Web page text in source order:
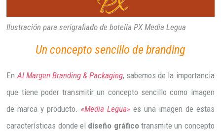
Ilustración para serigrafiado de botella PX Media Legua
Un concepto sencillo de branding
En Al Margen Branding & Packaging, sabemos de la importancia
que tiene poder transmitir un concepto sencillo como imagen
de marca y producto. «Media Legua» es una imagen de estas
características donde el diseño gráficotransmite un concepto